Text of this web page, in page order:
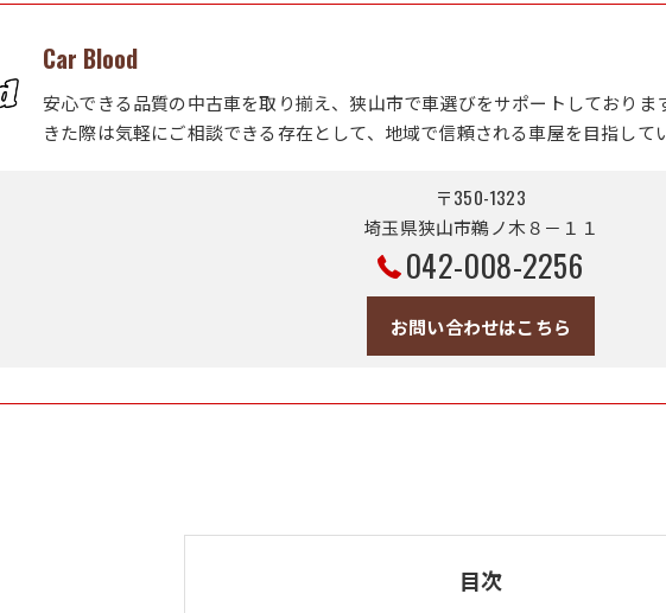
Car Blood
安心できる品質の中古車を取り揃え、狭山市で車選びをサポートしており
きた際は気軽にご相談できる存在として、地域で信頼される車屋を目指して
〒350-1323
埼玉県狭山市鵜ノ木８－１１
042-008-2256
お問い合わせはこちら
目次